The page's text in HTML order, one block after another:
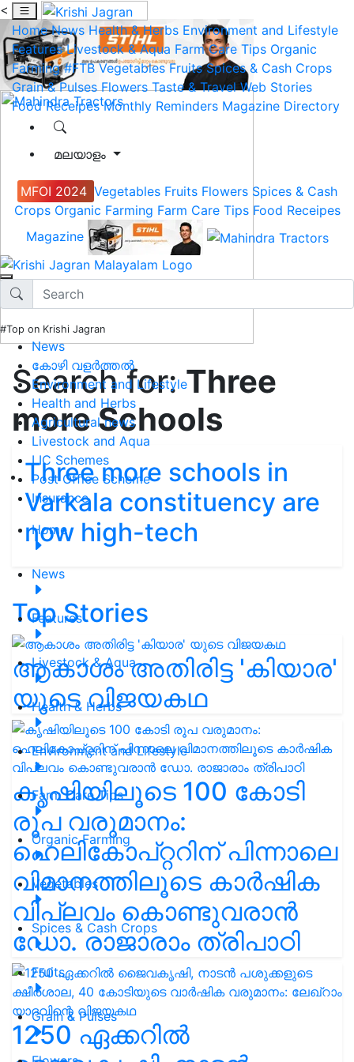
<
Home News Health & Herbs Environment and Lifestyle
Features Livestock & Aqua Farm Care Tips Organic
Farming #FTB Vegetables Fruits Spices & Cash Crops
Grain & Pulses Flowers Taste & Travel Web Stories
Food Receipes Monthly Reminders Magazine Directory
മലയാളം
MFOI 2024 Vegetables Fruits Flowers Spices & Cash
Crops Organic Farming Farm Care Tips Food Receipes
Magazine
#Top on Krishi Jagran
News
കോഴി വളർത്തൽ
Environment and Lifestyle
Health and Herbs
Agricultural news
Livestock and Aqua
LIC Schemes
Post Office Scheme
Insurance
Home
News
Features
Livestock & Aqua
Health & Herbs
Environment and Lifestyle
Farm Care Tips
Organic Farming
Vegetables
Spices & Cash Crops
Fruits
Grain & Pulses
Search for:Three
more Schools
Three more schools in
Varkala constituency are
now high-tech
Top Stories
ആകാശം അതിരിട്ട 'കിയാര'
യുടെ വിജയകഥ
കൃഷിയിലൂടെ 100 കോടി
രൂപ വരുമാനം:
ഹെലികോപ്റ്ററിന് പിന്നാലെ
വിമാനത്തിലൂടെ കാർഷിക
വിപ്ലവം കൊണ്ടുവരാൻ
ഡോ. രാജാരാം ത്രിപാഠി
1250 ഏക്കറിൽ